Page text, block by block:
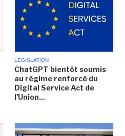
LÉGISLATION
ChatGPT bientôt soumis
au régime renforcé du
Digital Service Act de
l'Union...